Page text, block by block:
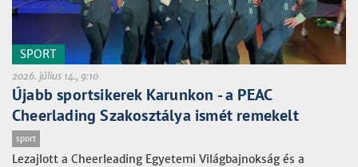
SPORT
2026. július 14., 9:10
Újabb sportsikerek Karunkon - a PEAC
Cheerlading Szakosztálya ismét remekelt
sport
Lezajlott a Cheerleading Egyetemi Világbajnokság és a